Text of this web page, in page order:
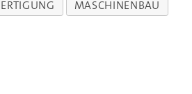
MASCHINENBAU